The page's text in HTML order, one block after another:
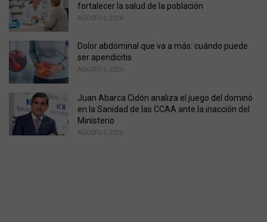
fortalecer la salud de la población
AGOSTO 6, 2026
Dolor abdominal que va a más: cuándo puede
ser apendicitis
AGOSTO 5, 2026
Juan Abarca Cidón analiza el juego del dominó
en la Sanidad de las CCAA ante la inacción del
Ministerio
AGOSTO 5, 2026